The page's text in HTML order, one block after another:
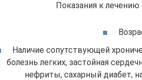
Показания к
Наличие сопутствующей
болезнь легких, застойная
нефриты, сахарный диабет,